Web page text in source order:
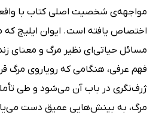
مواجهه‌ی شخصیت اصلی کتاب با
اختصاص یافته است. ایوان ایلیچ
مسائل حیاتی‌ای نظیر مرگ و معنای
فهم عرفی، هنگامی که رویاروی مرگ
ژرف‌نگری در باب آن می‌شود و طی
مرگ، به بینش‌هایی عمیق دست